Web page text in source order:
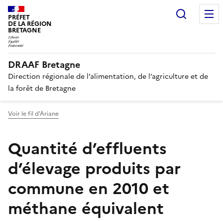
PRÉFET
DE LA RÉGION
BRETAGNE
DRAAF Bretagne
Direction régionale de l’alimentation, de l’agriculture et de
la forêt de Bretagne
Voir le fil d'Ariane
Quantité d’effluents
d’élevage produits par
commune en 2010 et
méthane équivalent